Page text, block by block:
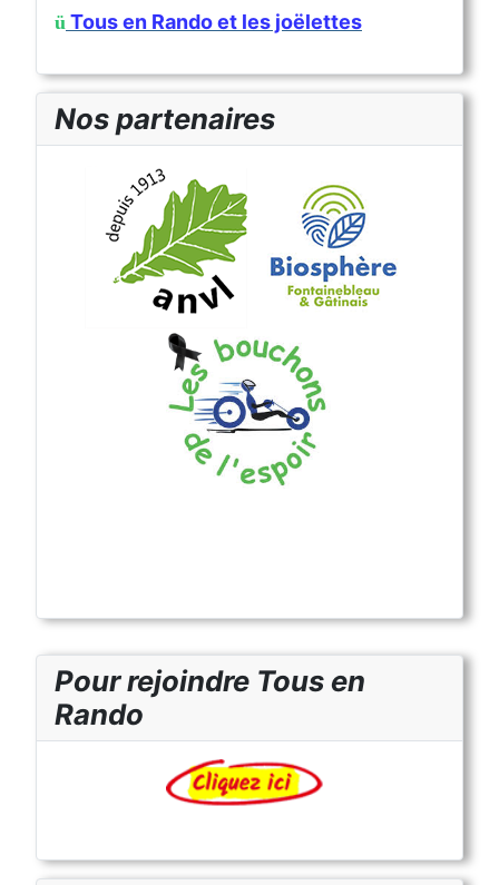
Pour rejoindre Tous en
Rando
ü Tous en Rando et les joëlettes
Nos partenaires